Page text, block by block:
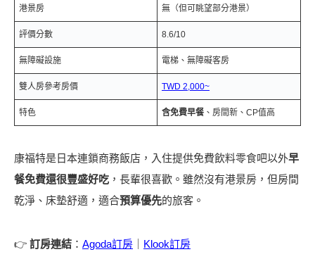
港景房 無（但可眺望部分港景）
評價分數 8.6/10
無障礙設施 電梯、無障礙客房
雙人房參考房價 TWD 2,000~
特色 含免費早餐 、房間新、CP值高
康福特是日本連鎖商務飯店，入住提供免費飲料零食吧以外早
餐免費還很豐盛好吃 ，長輩很喜歡。雖然沒有港景房，但房間
乾淨、床墊舒適，適合預算優先的旅客。
👉 訂房連結 ： Agoda訂房 Klook訂房